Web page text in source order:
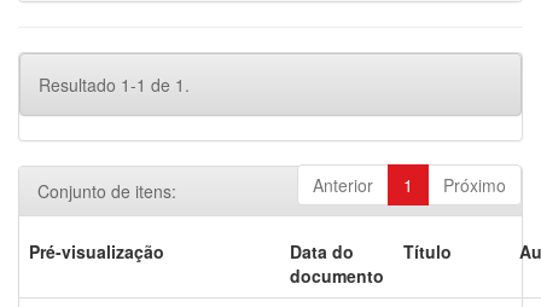
Resultado 1-1 de 1.
Anterior 1 Próximo
Conjunto de itens:
Pré-visualização
Data do
documento
Título